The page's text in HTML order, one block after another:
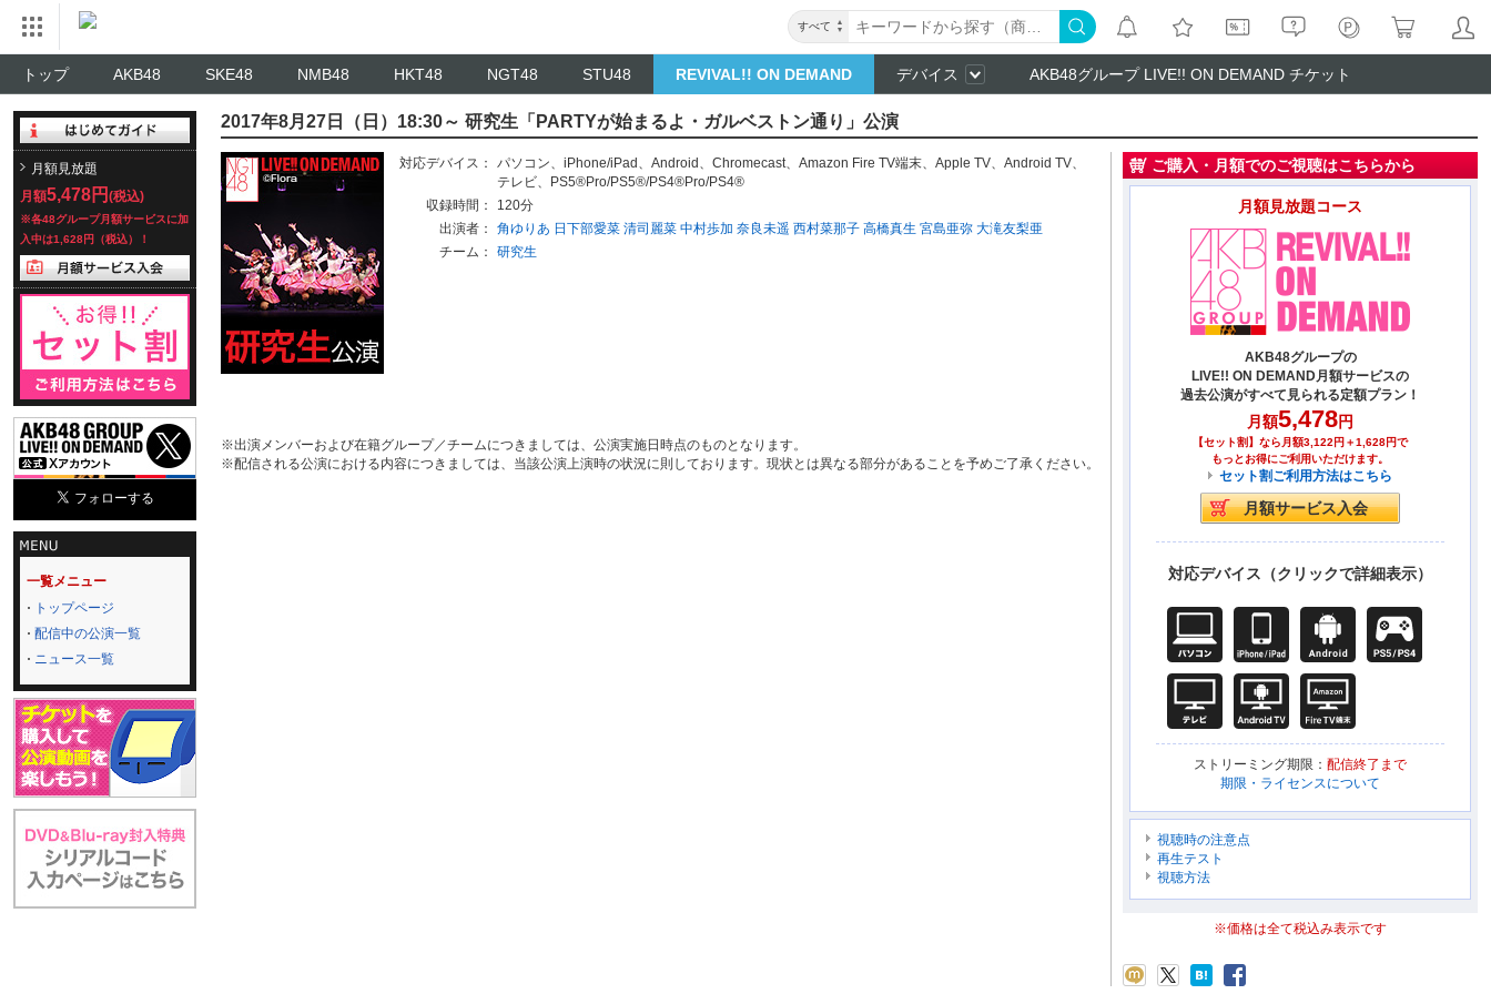
すべて
トップ AKB48 SKE48 NMB48 HKT48 NGT48 STU48 REVIVAL!! ON DEMAND デバイス AKB48グループ LIVE!! ON DEMAND チケット
月額見放題
月額5,478円 (税込)
※各48グループ月額サービスに加
入中は1,628円（税込）！
一覧メニュー
トップページ
配信中の公演一覧
ニュース一覧
2017年8月27日（日）18:30～ 研究生「PARTYが始まるよ・ガルベストン通り」公演
対応デバイス： パソコン、 iPhone/iPad 、 Android 、 Chromecast、 Amazon Fire TV端末、 Apple TV、 Android TV、
テレビ、
PS5®Pro/PS5®/PS4®Pro/PS4®
収録時間：
120分
出演者：
角ゆりあ 日下部愛菜 清司麗菜 中村歩加 奈良未遥 西村菜那子 高橋真生 宮島亜弥 大滝友梨亜
チーム：
研究生
※出演メンバーおよび在籍グループ／チームにつきましては、公演実施日時点のものとなります。
※配信される公演における内容につきましては、当該公演上演時の状況に則しております。現状とは異なる部分があることを予めご了承ください。
ご購入・月額でのご視聴はこちらから
月額見放題コース
AKB48グループの
LIVE!! ON DEMAND月額サービスの
過去公演がすべて見られる定額プラン！
月額5,478円
【セット割】なら月額3,122円＋1,628円で
もっとお得にご利用いただけます。
セット割ご利用方法はこちら
対応デバイス（クリックで詳細表示）
ストリーミング期限： 配信終了まで
期限・ライセンスについて
視聴時の注意点
再生テスト
視聴方法
※価格は全て税込み表示です